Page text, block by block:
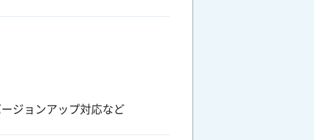
ジョンアップ対応など